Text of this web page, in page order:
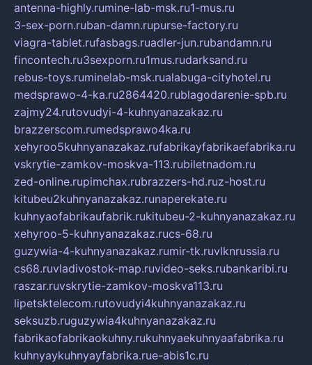
antenna-highly.rumine-lab-msk.ru1-mus.ru
3-sex-porn.ruban-damn.rupurse-factory.ru
viagra-tablet.rufasbags.ruadler-jun.rubandamn.ru
fincontech.ru3sexporn.ru1mus.rudarksand.ru
rebus-toys.ruminelab-msk.rualabuga-cityhotel.ru
medsprawo-4-ka.ru2864420.rublagodarenie-spb.ru
zajmy24.rutovudyi-4-kuhnyanazakaz.ru
brazzerscom.rumedsprawo4ka.ru
xehyroo5kuhnyanazakaz.rufabrikayfabrikaefabrika.ru
vskrytie-zamkov-moskva-113.rubiletnadom.ru
zed-online.rupimchax.rubrazzers-hd.ruz-host.ru
kitubeu2kuhnyanazakaz.runaperekate.ru
kuhnyaofabrikaufabrik.rukitubeu-2-kuhnyanazakaz.ru
xehyroo-5-kuhnyanazakaz.rucs-68.ru
guzywia-4-kuhnyanazakaz.rumir-tk.ruvlknrussia.ru
cs68.ruvladivostok-map.ruvideo-seks.rubankaribi.ru
raszar.ruvskrytie-zamkov-moskva113.ru
lipetsktelecom.rutovudyi4kuhnyanazakaz.ru
seksuzb.ruguzywia4kuhnyanazakaz.ru
fabrikaofabrikaokuhny.rukuhnyaekuhnyaafabrika.ru
kuhnyaykuhnyayfabrika.rue-abis1c.ru